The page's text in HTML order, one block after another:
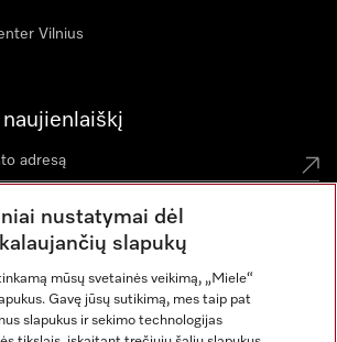
Vilnius
nustatymai dėl
slapukų
mūsų svetainės veikimą, „Miele“
Gavę jūsų sutikimą, mes taip pat
slapukus ir sekimo technologijas